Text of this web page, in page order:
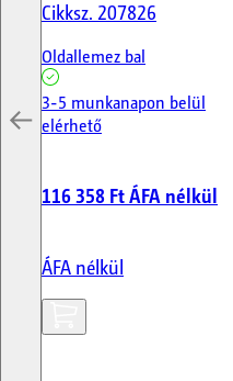
Cikksz. 207826
Oldallemez bal
3-5 munkanapon belül
elérhető
116 358 FtÁFA nélkül
ÁFA nélkül